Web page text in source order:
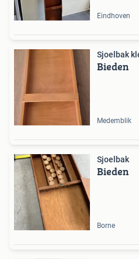
Eindhoven
Sjoelbak
Bieden
Medemblik
Sjoelbak
Bieden
Borne